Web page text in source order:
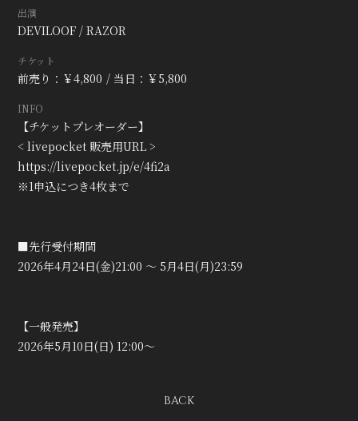
会員登録 ログイン
出演
DEVILOOF / RAZOR
チケット
前売り：￥4,800 当日：￥5,800
INFO
【チケットプレオーダー】
< livepocket 販売用URL >
https://livepocket.jp/e/4fi2a
※1申込につき4枚まで
■先行受付期間
2026年4月24日(金)21:00 〜 5月4日(月)23:59
【一般発売】
2026年5月10日(日) 12:00〜
BACK